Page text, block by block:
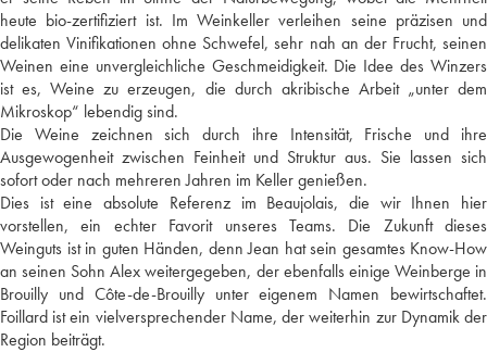
heute bio-zertifiziert ist. Im Weinkeller verleihen seine präzisen und
delikaten Vinifikationen ohne Schwefel, sehr nah an der Frucht, seinen
Weinen eine unvergleichliche Geschmeidigkeit. Die Idee des Winzers
ist es, Weine zu erzeugen, die durch akribische Arbeit „unter dem
Mikroskop“ lebendig sind.
Die Weine zeichnen sich durch ihre Intensität, Frische und ihre
Ausgewogenheit zwischen Feinheit und Struktur aus. Sie lassen sich
sofort oder nach mehreren Jahren im Keller genießen.
Dies ist eine absolute Referenz im Beaujolais, die wir Ihnen hier
vorstellen, ein echter Favorit unseres Teams. Die Zukunft dieses
Weinguts ist in guten Händen, denn Jean hat sein gesamtes Know-How
an seinen Sohn Alex weitergegeben, der ebenfalls einige Weinberge in
Brouilly und Côte-de-Brouilly unter eigenem Namen bewirtschaftet.
Foillard ist ein vielversprechender Name, der weiterhin zur Dynamik der
Region beiträgt.